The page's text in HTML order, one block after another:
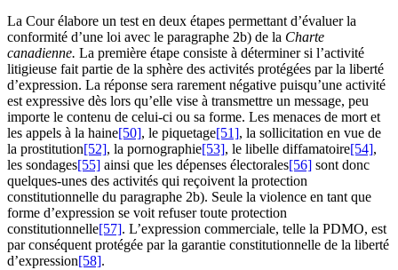
La Cour élabore un test en deux étapes permettant d’évaluer la
conformité d’une loi avec le paragraphe 2b) de la Charte
canadienne. La première étape consiste à déterminer si l’activité
litigieuse fait partie de la sphère des activités protégées par la liberté
d’expression. La réponse sera rarement négative puisqu’une activité
est expressive dès lors qu’elle vise à transmettre un message, peu
importe le contenu de celui-ci ou sa forme. Les menaces de mort et
les appels à la haine[50], le piquetage[51], la sollicitation en vue de
la prostitution[52], la pornographie[53], le libelle diffamatoire[54],
les sondages[55] ainsi que les dépenses électorales[56] sont donc
quelques-unes des activités qui reçoivent la protection
constitutionnelle du paragraphe 2b). Seule la violence en tant que
forme d’expression se voit refuser toute protection
constitutionnelle[57]. L’expression commerciale, telle la PDMO, est
par conséquent protégée par la garantie constitutionnelle de la liberté
d’expression[58].